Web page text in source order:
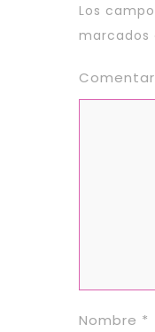
Los
marcados
Nombre *